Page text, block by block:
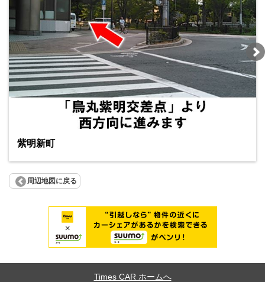
紫明新町
周辺地図に戻る
Times CAR ホームへ